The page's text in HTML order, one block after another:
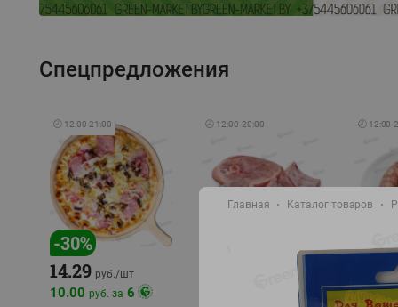
Спецпредложения
🕘 12:00-21:00
-30%
14.29 руб./шт
10.00 руб. за 6
🕘 12:00-20:00 🕘 12:00-
%
9.99
11.99
Главная Каталог товаров